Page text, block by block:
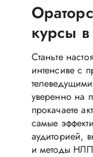
курсы
Станьте
интенсиве с
уверенно на
прокачаете
самые
аудиторией,
и методы